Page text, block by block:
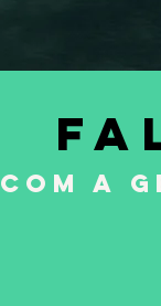
com a